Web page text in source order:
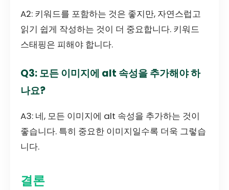
A2: 키워드를 포함하는 것은 좋지만, 자연스럽고
읽기 쉽게 작성하는 것이 더 중요합니다. 키워드
스태핑은 피해야 합니다.
Q3: 모든 이미지에 alt 속성을 추가해야 하
나요?
A3: 네, 모든 이미지에 alt 속성을 추가하는 것이
좋습니다. 특히 중요한 이미지일수록 더욱 그렇습
니다.
결론